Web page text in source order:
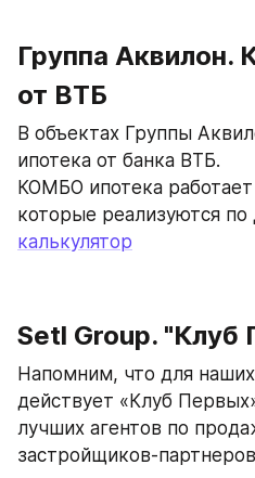
Группа Аквилон.
от ВТБ
В объектах Группы
ипотека от банка ВТБ.
КОМБО ипотека
которые реализуются
калькулятор
Setl Group. "Клуб
Напомним, что для
действует «Клуб
лучших агентов по
застройщиков-